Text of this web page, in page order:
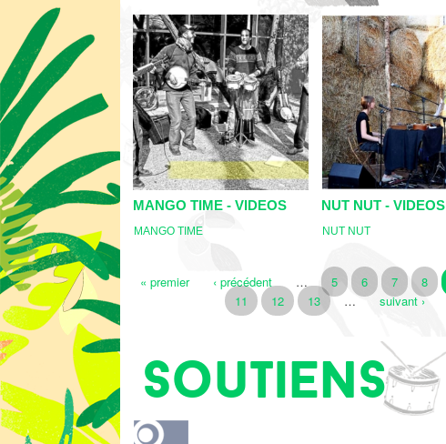
MANGO TIME - VIDEOS
MANGO TIME
NUT NUT - VIDEOS
NUT NUT
Pages
« premier ‹ précédent … 5 6 7 8
11
12 13 … suivant ›
Soutiens